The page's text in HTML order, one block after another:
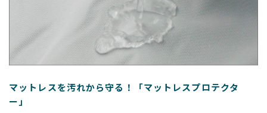
マットレスを汚れから守る！「マットレスプロテクタ
ー」